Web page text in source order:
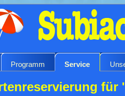
Programm Service
für